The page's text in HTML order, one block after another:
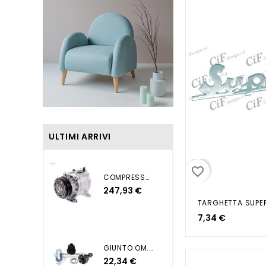
ULTIMI ARRIVI
COMPRESSORE ND NUOVA PUNTO...
247,93 €
GIUNTO OM. GRANDE PUNTO 1...
22,34 €
favorite_border
7,34 €